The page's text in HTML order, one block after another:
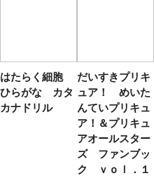
はたらく細胞
ひらがな カタ
カナドリル
だいすきプリキ
ュア！ めいた
んていプリキュ
ア！＆プリキュ
アオールスター
ズ ファンブッ
ク ｖｏｌ．１